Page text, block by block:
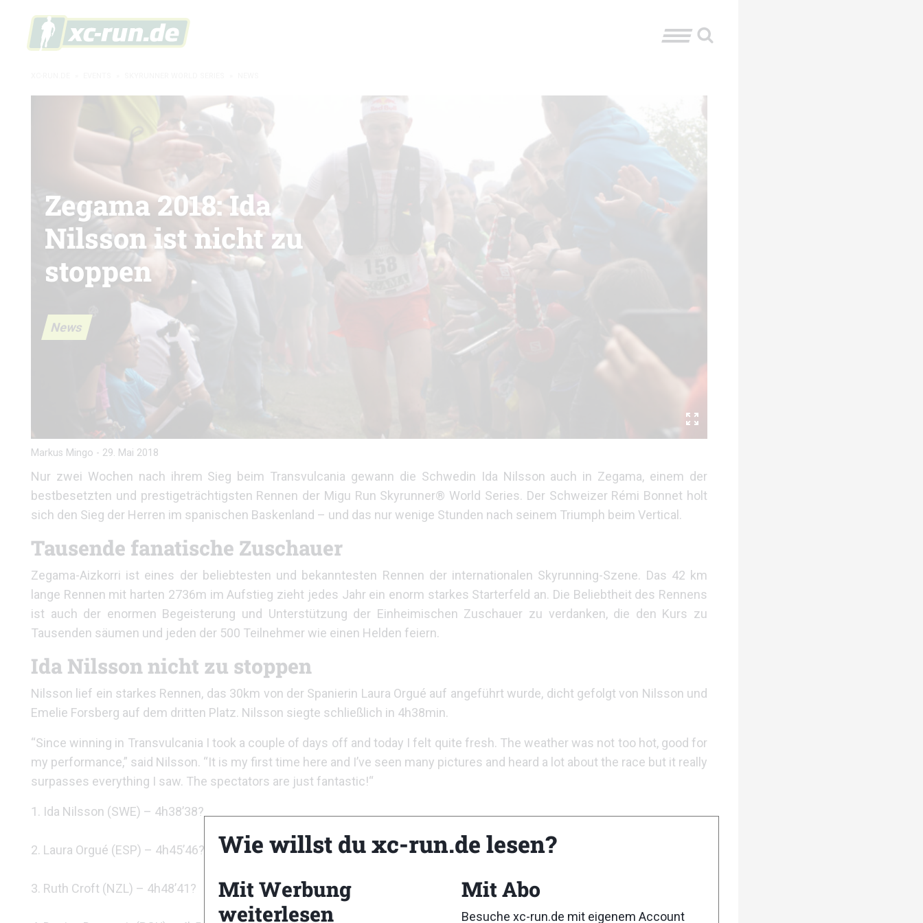
News
Zegama 2018: Ida
Nilsson ist nicht zu
stoppen
Markus Mingo - 29. Mai 2018
Nur zwei Wochen nach ihrem Sieg beim Transvulcania gewann die Schwedin Ida Nilsson auch in Zegama, einem der
bestbesetzten und prestigeträchtigsten Rennen der Migu Run Skyrunner® World Series. Der Schweizer Rémi Bonnet holt
sich den Sieg der Herren im spanischen Baskenland – und das nur wenige Stunden nach seinem Triumph beim Vertical.
Tausende fanatische Zuschauer
Zegama-Aizkorri ist eines der beliebtesten und bekanntesten Rennen der internationalen Skyrunning-Szene. Das 42 km
lange Rennen mit harten 2736m im Aufstieg zieht jedes Jahr ein enorm starkes Starterfeld an. Die Beliebtheit des Rennens
ist auch der enormen Begeisterung und Unterstützung der Einheimischen Zuschauer zu verdanken, die den Kurs zu
Tausenden säumen und jeden der 500 Teilnehmer wie einen Helden feiern.
Ida Nilsson nicht zu stoppen
Nilsson lief ein starkes Rennen, das 30km von der Spanierin Laura Orgué auf angeführt wurde, dicht gefolgt von Nilsson und
Emelie Forsberg auf dem dritten Platz. Nilsson siegte schließlich in 4h38min.
“Since winning in Transvulcania I took a couple of days off and today I felt quite fresh. The weather was not too hot, good for
my performance,” said Nilsson. “It is my first time here and I’ve seen many pictures and heard a lot about the race but it really
surpasses everything I saw. The spectators are just fantastic!“
1. Ida Nilsson (SWE) – 4h38’38?
2. Laura Orgué (ESP) – 4h45’46?
3. Ruth Croft (NZL) – 4h48’41?
Wie willst du xc-run.de lesen?
Mit Werbung
weiterlesen
Mit Abo
Besuche xc-run.de mit eigenem Account